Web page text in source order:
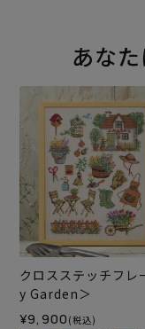
あな
クロスステッチフレ
y Garden＞
¥9,900 (税込)